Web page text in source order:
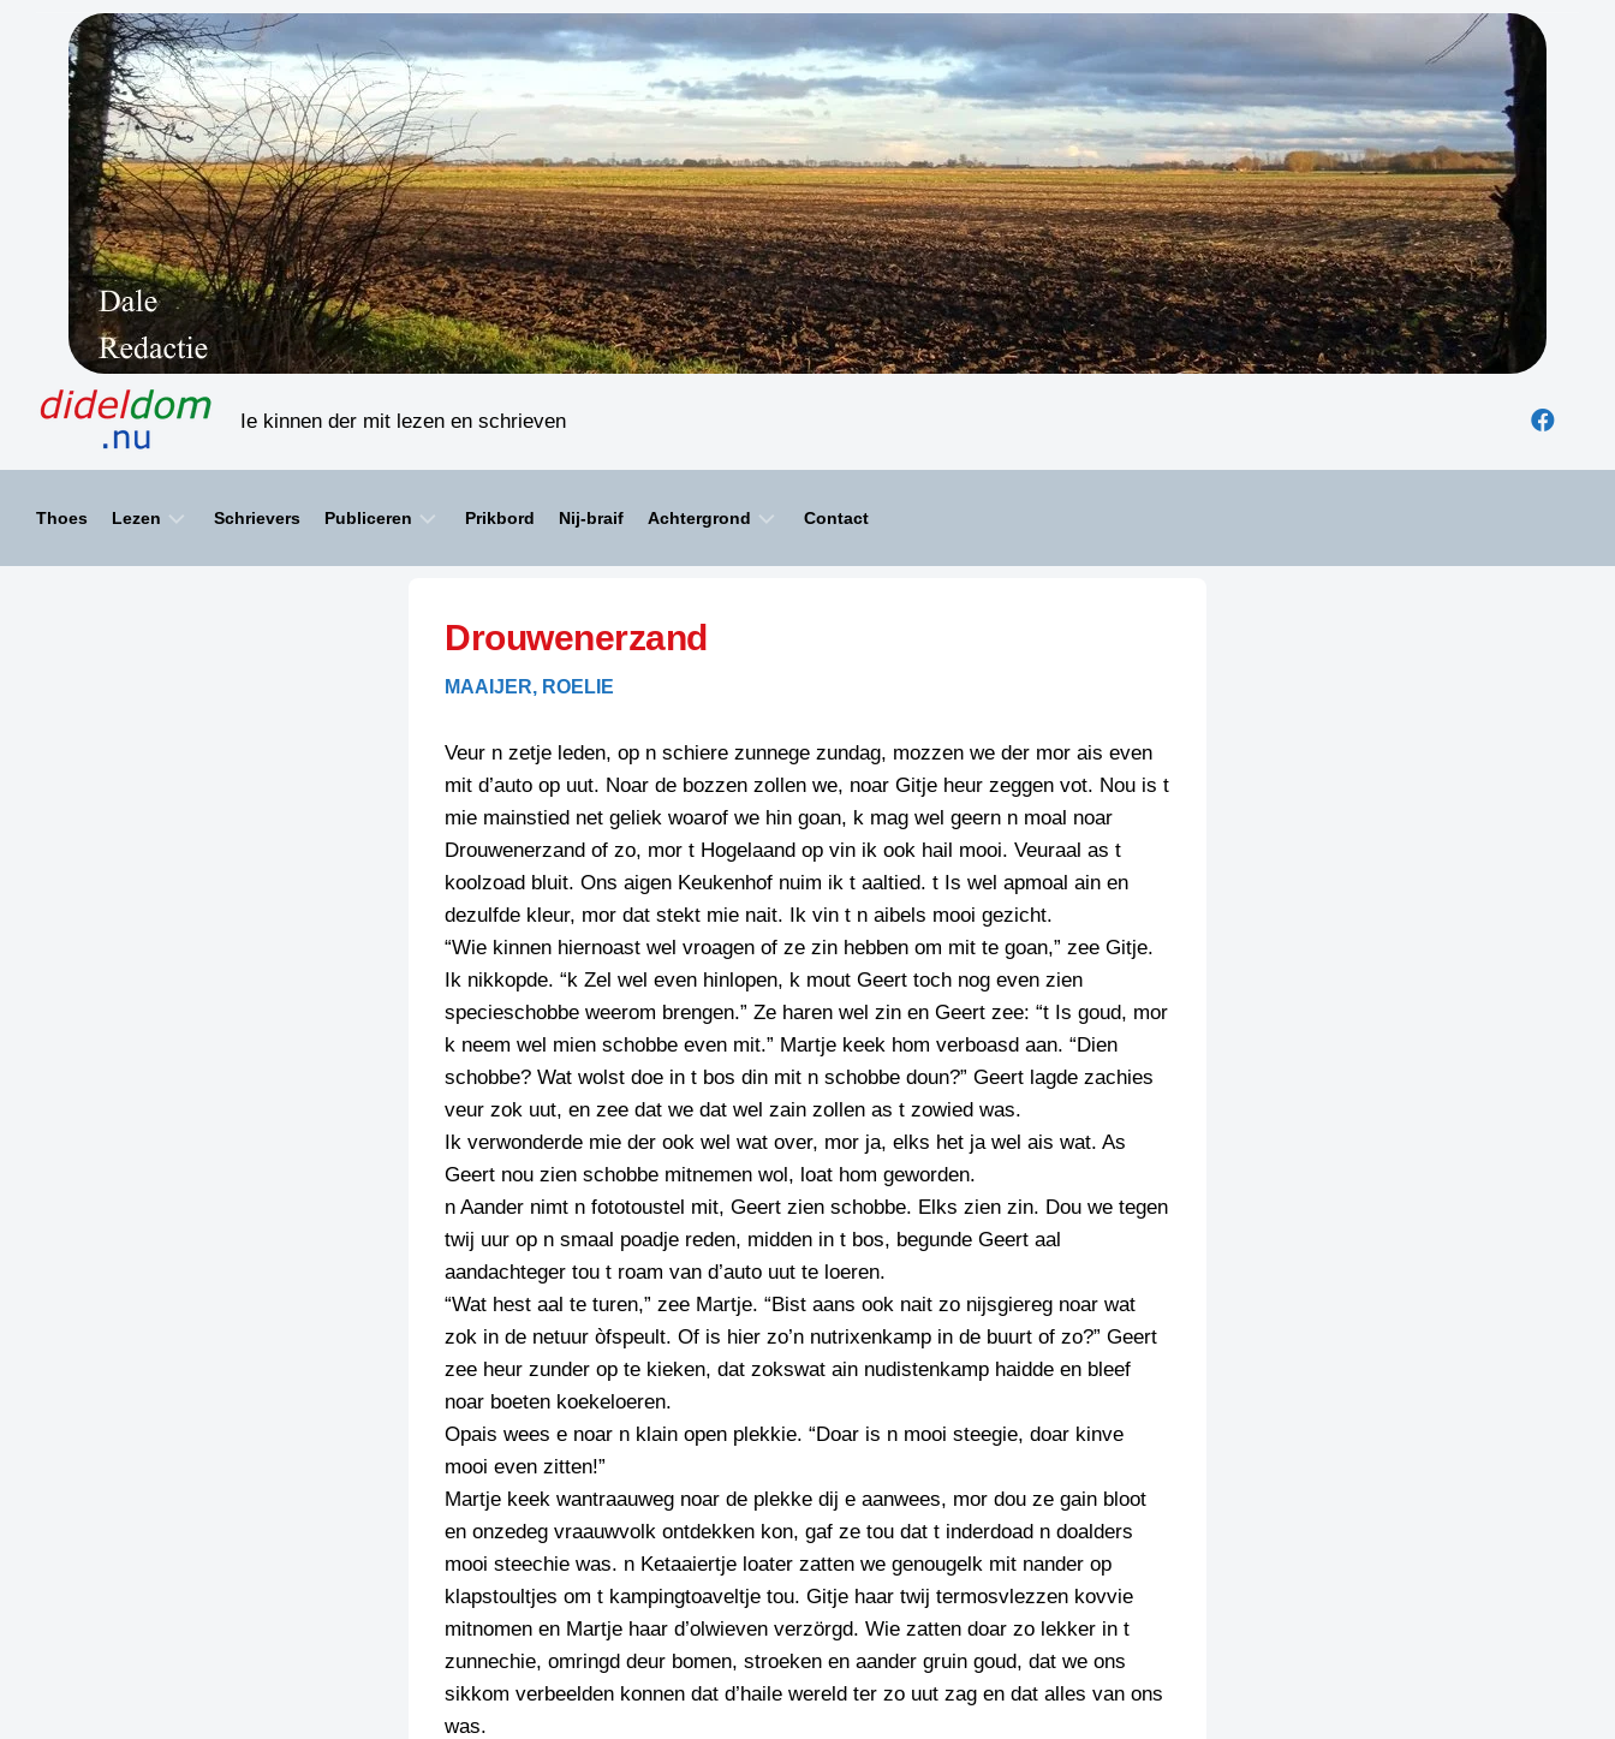
Ie kinnen der mit lezen en schrieven
Thoes Lezen
HAIKU’S
LIMERICKS
SCHRIEFWEDSTRIED
FLYER
INZENDENS
PERSBERICHT
SCHRIEFWEDSTRIED
INZENDENS
JURYRAPPORT
PERSBERICHT
SCHRIEFWEDSTRIED
SCHRIEFWEDSTRIED
FLYER
STRIPS
TIEDSCHRIFT
KREUZE
VERHOALEN
BIENOAMEN
LEGENDEN
RECEPTEN
SPREUKEN
VEURDRACHTEN
Schrievers Publiceren
SPELLENSCONTROLE
SCHRIEFREGELS
Prikbord Nij-braif Achtergrond
KREUZE
Contact
Drouwenerzand
MAAIJER, ROELIE
Veur n zetje leden, op n schiere zunnege zundag, mozzen we der mor ais even
mit d’auto op uut. Noar de bozzen zollen we, noar Gitje heur zeggen vot. Nou is t
mie mainstied net geliek woarof we hin goan, k mag wel geern n moal noar
Drouwenerzand of zo, mor t Hogel­aand op vin ik ook hail mooi. Veuraal as t
koolzoad bluit. Ons aigen Keukenhof nuim ik t aaltied. t Is wel apmoal ain en
dezulfde kleur, mor dat stekt mie nait. Ik vin t n aibels mooi gezicht.
“Wie kinnen hiernoast wel vroagen of ze zin hebben om mit te goan,” zee Gitje.
Ik nikkopde. “k Zel wel even hinlopen, k mout Geert toch nog even zien
specieschobbe weerom brengen.” Ze haren wel zin en Geert zee: “t Is goud, mor
k neem wel mien schobbe even mit.” Martje keek hom verboasd aan. “Dien
schobbe? Wat wolst doe in t bos din mit n schobbe doun?” Geert lagde zachies
veur zok uut, en zee dat we dat wel zain zollen as t zowied was.
Ik verwonderde mie der ook wel wat over, mor ja, elks het ja wel ais wat. As
Geert nou zien schobbe mitnemen wol, loat hom geworden.
n Aander nimt n fototoustel mit, Geert zien schobbe. Elks zien zin. Dou we tegen
twij uur op n smaal poadje reden, midden in t bos, begunde Geert aal
aandachteger tou t roam van d’auto uut te loeren.
“Wat hest aal te turen,” zee Martje. “Bist aans ook nait zo nijsgiereg noar wat
zok in de netuur òfspeult. Of is hier zo’n nutrixenkamp in de buurt of zo?” Geert
zee heur zunder op te kieken, dat zokswat ain nudistenkamp haidde en bleef
noar boeten koekeloeren.
Opais wees e noar n klain open plekkie. “Doar is n mooi steegie, doar kinve
mooi even zitten!”
Martje keek wantraauweg noar de plekke dij e aanwees, mor dou ze gain bloot
en onzedeg vraauwvolk ontdekken kon, gaf ze tou dat t inderdoad n doalders
mooi steechie was. n Ketaaiertje loater zatten we genougelk mit nander op
klapstoultjes om t kampingtoaveltje tou. Gitje haar twij termosvlezzen kovvie
mitnomen en Martje haar d’olwieven verzörgd. Wie zatten doar zo lekker in t
zunnechie, omringd deur bomen, stroeken en aander gruin goud, dat we ons
sikkom verbeelden konnen dat d’haile wereld ter zo uut zag en dat alles van ons
was.